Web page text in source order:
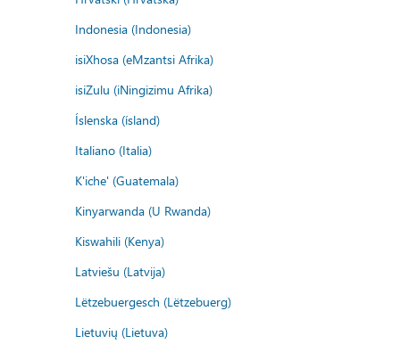
Indonesia (Indonesia)
isiXhosa (eMzantsi Afrika)
isiZulu (iNingizimu Afrika)
Íslenska (ísland)
Italiano (Italia)
K'iche' (Guatemala)
Kinyarwanda (U Rwanda)
Kiswahili (Kenya)
Latviešu (Latvija)
Lëtzebuergesch (Lëtzebuerg)
Lietuvių (Lietuva)